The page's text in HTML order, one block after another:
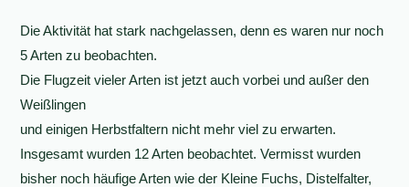
Die Aktivität hat stark nachgelassen, denn es waren nur noch
5 Arten zu beobachten.
Die Flugzeit vieler Arten ist jetzt auch vorbei und außer den
Weißlingen
und einigen Herbstfaltern nicht mehr viel zu erwarten.
Insgesamt wurden 12 Arten beobachtet. Vermisst wurden
bisher noch häufige Arten wie der Kleine Fuchs, Distelfalter,